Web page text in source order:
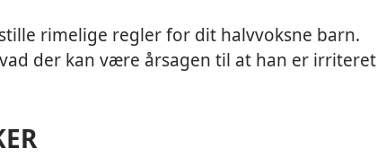
rimelige regler for dit halvvoksne barn.
der kan være årsagen til at han er irriteret